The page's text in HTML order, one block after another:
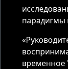
парадигмы
временное